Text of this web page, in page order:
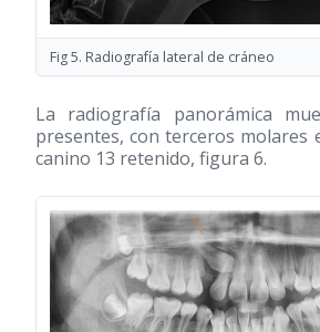
Fig 5. Radiografía lateral de cráneo
La radiografía panorámica
presentes, con terceros molares
canino 13 retenido, figura 6.